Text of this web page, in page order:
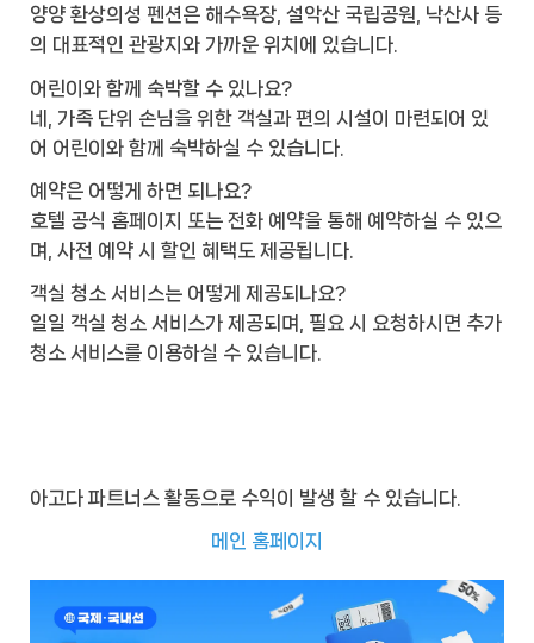
양양 환상의성 펜션은 해수욕장, 설악산 국립공원, 낙산사 등
의 대표적인 관광지와 가까운 위치에 있습니다.
어린이와 함께 숙박할 수 있나요?
네, 가족 단위 손님을 위한 객실과 편의 시설이 마련되어 있
어 어린이와 함께 숙박하실 수 있습니다.
예약은 어떻게 하면 되나요?
호텔 공식 홈페이지 또는 전화 예약을 통해 예약하실 수 있으
며, 사전 예약 시 할인 혜택도 제공됩니다.
객실 청소 서비스는 어떻게 제공되나요?
일일 객실 청소 서비스가 제공되며, 필요 시 요청하시면 추가
청소 서비스를 이용하실 수 있습니다.
아고다 파트너스 활동으로 수익이 발생 할 수 있습니다.
메인 홈페이지